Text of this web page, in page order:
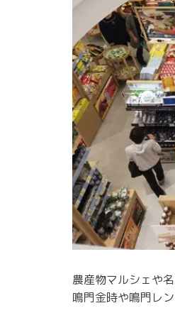
農産物マルシェや
鳴門金時や鳴門レ